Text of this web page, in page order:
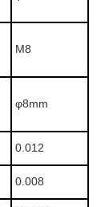
M8
φ8mm
0.012
0.008